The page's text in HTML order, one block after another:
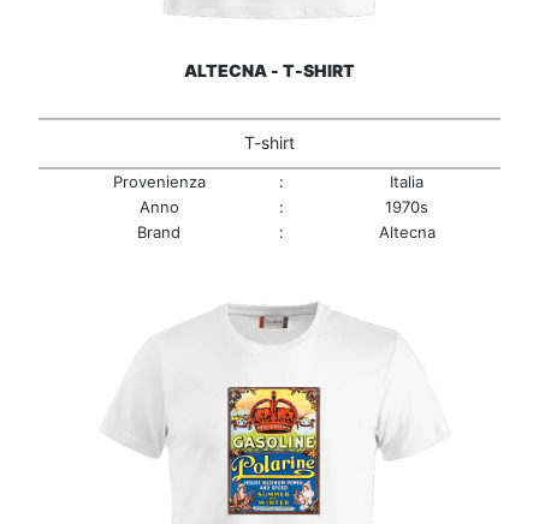
ALTECNA - T-SHIRT
T-shirt
Provenienza :
Italia
Anno
:
1970s
Brand
: Altecna